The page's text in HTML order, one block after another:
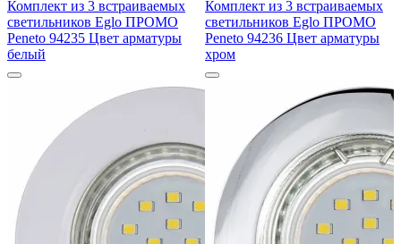
Комплект из 3 встраиваемых
светильников Eglo ПРОМО
Peneto 94235 Цвет арматуры
белый
Комплект из 3 встраиваемых
светильников Eglo ПРОМО
Peneto 94236 Цвет арматуры
хром